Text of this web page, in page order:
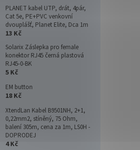
PLANET kabel UTP, drát, 4pár,
Cat 5e, PE+PVC venkovní
dvouplášť, Planet Elite, Dca 1m
13 Kč
Solarix Záslepka pro female
konektor RJ45 černá plastová
RJ45-0-BK
5 Kč
EM button
18 Kč
XtendLan Kabel B9501NH, 2+1,
0,22mm2, stíněný, 75 Ohm,
balení 305m, cena za 1m, LS0H -
DOPRODEJ
4 Kč